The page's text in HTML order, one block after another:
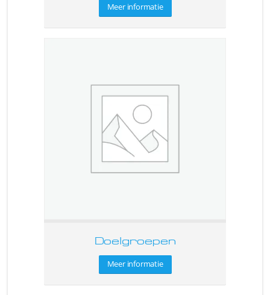
Meer informatie
Doelgroepen
Meer informatie